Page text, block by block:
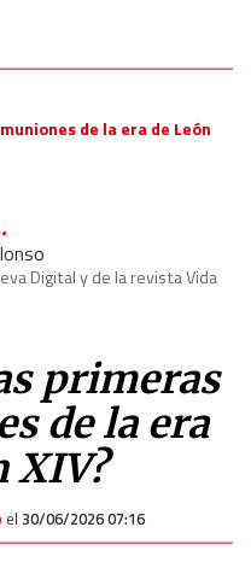
de la era de León
Digital y de la revista Vida
primeras
de la era
XIV?
el 30/06/2026 07:16